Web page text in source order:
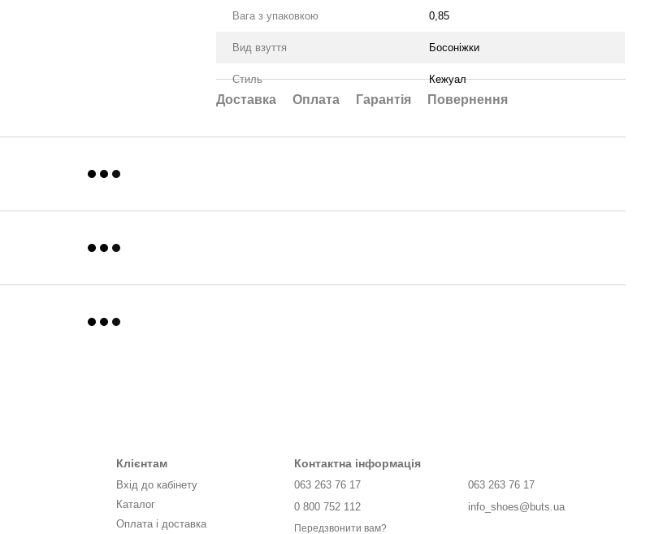
Вага з упаковкою 0,85
Вид взуття Босоніжки
Стиль Кежуал
Доставка Оплата Гарантія Повернення
Клієнтам
Вхід до кабінету
Каталог
Оплата і доставка
Контактна інформація
063 263 76 17
0 800 752 112
Передзвонити вам?
063 263 76 17
info_shoes@buts.ua